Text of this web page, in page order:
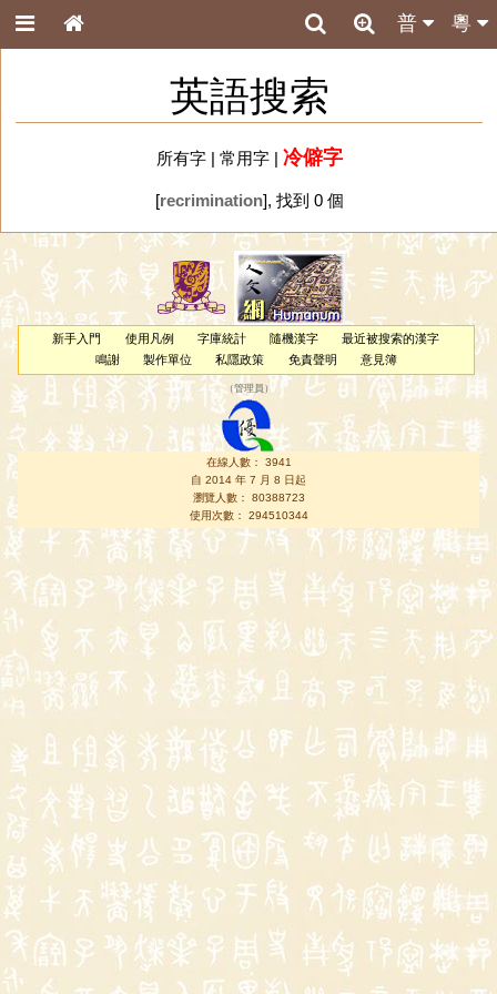
粵
普
英語搜索
所有字| 常用字| 冷僻字
[recrimination], 找到 0 個
新手入門 使用凡例 字庫統計 隨機漢字
最近被搜索的漢字
鳴謝
製作單位 私隱政策 免責聲明 意見簿
（管理員 ）
在線人數： 3941
自 2014 年 7 月 8 日起
瀏覽人數： 80388723
使用次數： 294510344